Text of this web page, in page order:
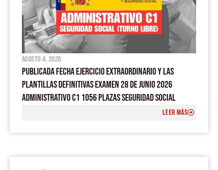
agosto 4, 2026
PUBLICADA FECHA EJERCICIO EXTRAORDINARIO Y LAS
PLANTILLAS DEFINITIVAS EXAMEN 28 DE JUNIO 2026
ADMINISTRATIVO C1 1056 PLAZAS SEGURIDAD SOCIAL
LEER MÁS